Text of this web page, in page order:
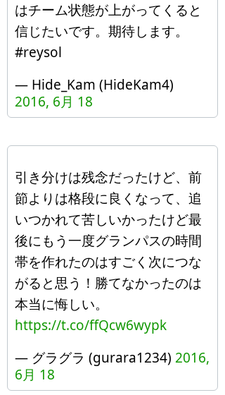
はチーム状態が上がってくると
信じたいです。期待します。
#reysol
— Hide_Kam (HideKam4)
2016, 6月 18
引き分けは残念だったけど、前
節よりは格段に良くなって、追
いつかれて苦しいかったけど最
後にもう一度グランパスの時間
帯を作れたのはすごく次につな
がると思う！勝てなかったのは
本当に悔しい。
https://t.co/ffQcw6wypk
— グラグラ (gurara1234) 2016,
6月 18